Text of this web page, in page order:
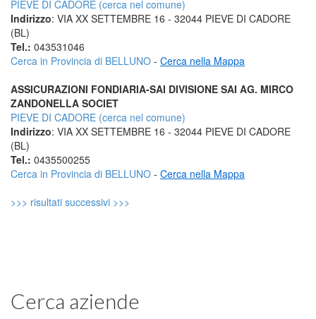
PIEVE DI CADORE (cerca nel comune)
Indirizzo: VIA XX SETTEMBRE 16 - 32044 PIEVE DI CADORE
(BL)
Tel.: 043531046
Cerca in Provincia di BELLUNO - Cerca nella Mappa
ASSICURAZIONI FONDIARIA-SAI DIVISIONE SAI AG. MIRCO
ZANDONELLA SOCIET
PIEVE DI CADORE (cerca nel comune)
Indirizzo: VIA XX SETTEMBRE 16 - 32044 PIEVE DI CADORE
(BL)
Tel.: 0435500255
Cerca in Provincia di BELLUNO - Cerca nella Mappa
>>> risultati successivi >>>
Cerca aziende